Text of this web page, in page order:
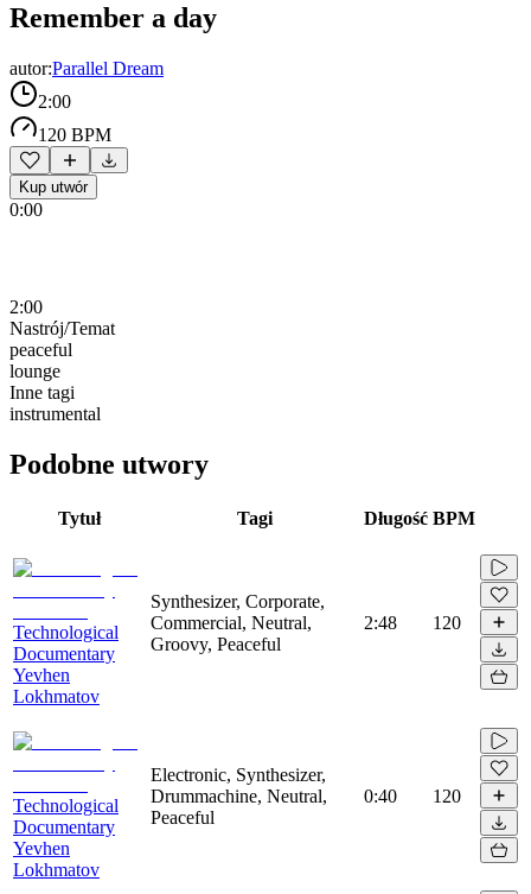
Remember a day
autor:Parallel Dream
2:00
120 BPM
Kup utwór
0:00
2:00
Nastrój/Temat
peaceful
lounge
Inne tagi
instrumental
Podobne utwory
Tytuł Tagi Długość BPM
Technological
Documentary
Yevhen
Lokhmatov
Synthesizer, Corporate,
Commercial, Neutral,
Groovy, Peaceful
2:48 120
Technological
Documentary
Yevhen
Lokhmatov
Electronic, Synthesizer,
Drummachine, Neutral,
Peaceful
0:40 120